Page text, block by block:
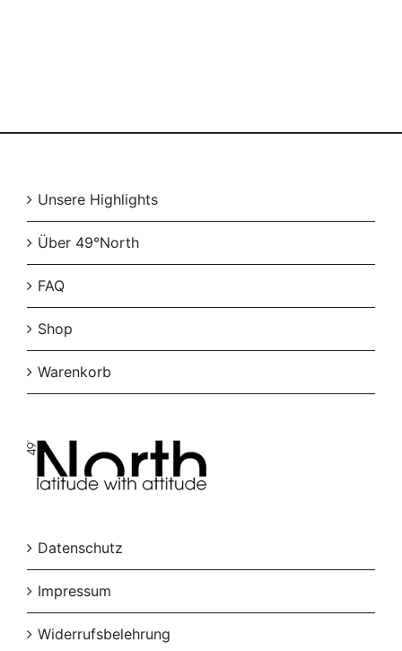
Unsere Highlights
Über 49°North
FAQ
Shop
Warenkorb
Datenschutz
Impressum
Widerrufsbelehrung